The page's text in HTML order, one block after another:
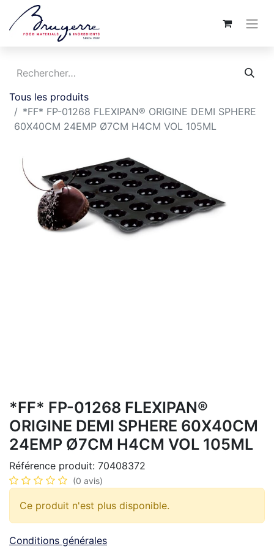
Tous les produits
*FF* FP-01268 FLEXIPAN® ORIGINE DEMI SPHERE
60X40CM 24EMP Ø7CM H4CM VOL 105ML
*FF* FP-01268 FLEXIPAN®
ORIGINE DEMI SPHERE 60X40CM
24EMP Ø7CM H4CM VOL 105ML
Référence produit: 70408372
(0 avis)
Ce produit n'est plus disponible.
Conditions générales